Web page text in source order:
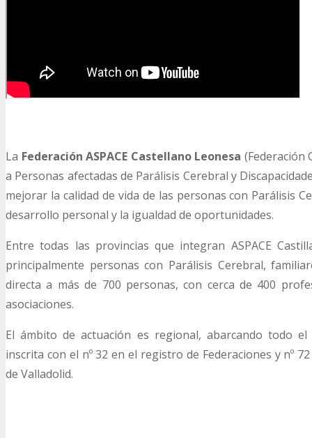
La Federación ASPACE Castellano Leonesa (Federación
a Personas afectadas de Parálisis Cerebral y
mejorar la calidad de vida de las personas con Parálisis
desarrollo personal y la igualdad de oportunidades.
Entre todas las provincias que integran ASPACE
principalmente personas con Parálisis Cerebral,
directa a más de 700 personas, con cerca de 400
asociaciones.
El ámbito de actuación es regional, abarcando todo
inscrita con el nº 32 en el registro de Federaciones y nº
de Valladolid.